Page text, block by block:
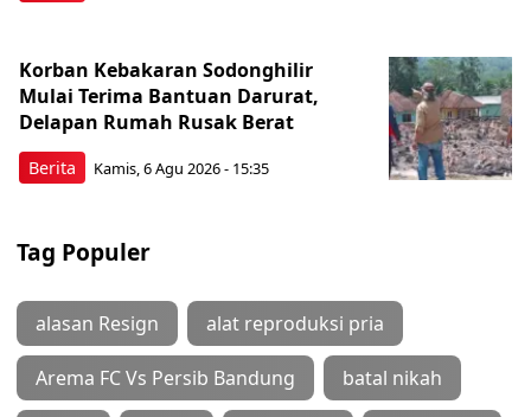
Berita
Korban Kebakaran Sodonghilir
Mulai Terima Bantuan Darurat,
Delapan Rumah Rusak Berat
Kamis, 6 Agu 2026 - 15:35
Tag Populer
alasan Resign alat reproduksi pria
Arema FC Vs Persib Bandung batal nikah